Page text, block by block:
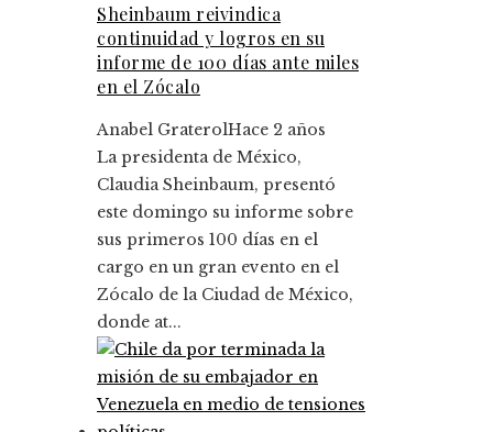
Sheinbaum reivindica
continuidad y logros en su
informe de 100 días ante miles
en el Zócalo
Anabel GraterolHace 2 años
La presidenta de México,
Claudia Sheinbaum, presentó
este domingo su informe sobre
sus primeros 100 días en el
cargo en un gran evento en el
Zócalo de la Ciudad de México,
donde at...